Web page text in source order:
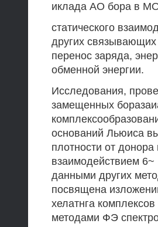
иклада АО бора в
статического
других связывающих
перенос заряда,
обменной энергии.
Исследования,
замещенных
оснований Льюиса
плотности от
взаимодействием 6~
данными других
посвящена
хелатнга
методами ФЭ